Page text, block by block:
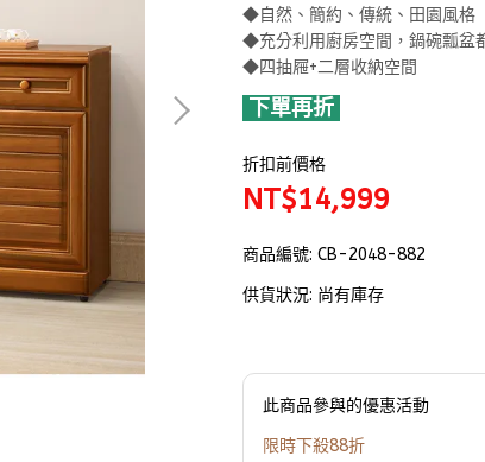
◆自然、簡約、傳統、田園風格
◆充分利用廚房空間，鍋碗瓢盆
◆四抽屜+二層收納空間
下單再折
折扣前價格
NT$14,999
商品編號: CB-2048-882
供貨狀況: 尚有庫存
此商品參與的優惠活動
限時下殺88折